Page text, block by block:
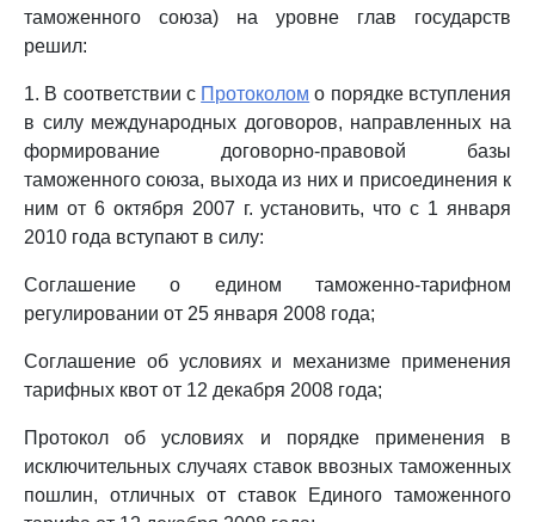
таможенного союза) на уровне глав государств
решил:
1. В соответствии с Протоколом о порядке вступления
в силу международных договоров, направленных на
формирование договорно-правовой базы
таможенного союза, выхода из них и присоединения к
ним от 6 октября 2007 г. установить, что с 1 января
2010 года вступают в силу:
Соглашение о едином таможенно-тарифном
регулировании от 25 января 2008 года;
Соглашение об условиях и механизме применения
тарифных квот от 12 декабря 2008 года;
Протокол об условиях и порядке применения в
исключительных случаях ставок ввозных таможенных
пошлин, отличных от ставок Единого таможенного